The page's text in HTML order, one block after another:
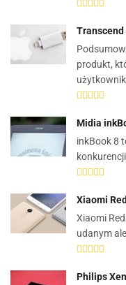
produkt,
Midia
inkBook 8
Xiaomi
Xiaomi
udanym
Philips